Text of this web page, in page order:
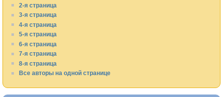
2-я страница
3-я страница
4-я страница
5-я страница
6-я страница
7-я страница
8-я страница
Все авторы на одной странице